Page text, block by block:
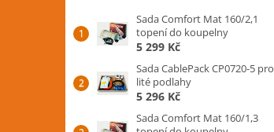
Sada Comfort Mat 160/2,1
topení do koupelny
5 299 Kč
Sada CablePack CP0720-5 pro
lité podlahy
5 296 Kč
Sada Comfort Mat 160/1,3